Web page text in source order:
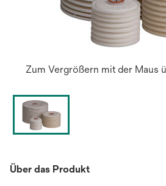
Zum Vergrößern mit der Maus
Über das Produkt